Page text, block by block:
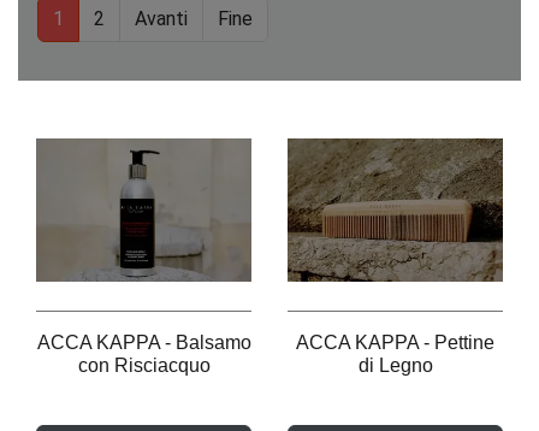
1 2 Avanti Fine
ACCA KAPPA - Balsamo
con Risciacquo
ACCA KAPPA - Pettine
di Legno